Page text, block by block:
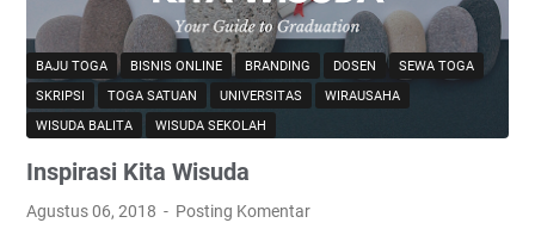
u
S
e
b
e
u
m
d
A
n
s
w
BAJU TOGA BISNIS ONLINE BRANDING DOSEN
SEWA TOGA
SKRIPSI
TOGA SATUAN UNIVERSITAS
WIRAUSAHA
WISUDA BALITA
WISUDA SEKOLAH
Inspirasi Kita Wisuda
Agustus 06, 2018 Posting Komentar